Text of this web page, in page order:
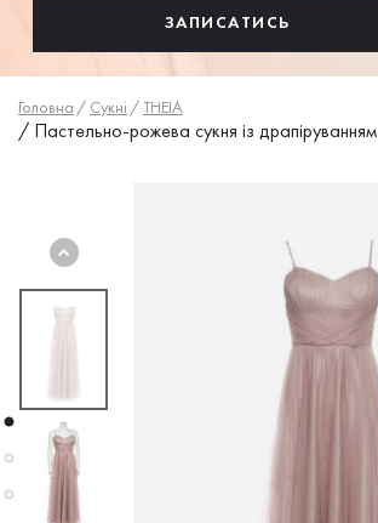
ЗАПИСАТИСЬ
Головна / Сукнi /THEIA
/ Пастельно-рожева сукня із драпіруванням